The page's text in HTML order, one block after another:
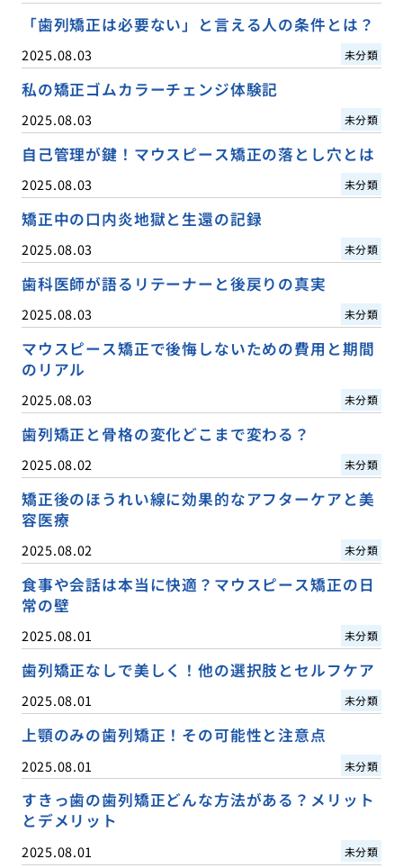
「歯列矯正は必要ない」と言える人の条件とは？
2025.08.03 未分類
私の矯正ゴムカラーチェンジ体験記
2025.08.03 未分類
自己管理が鍵！マウスピース矯正の落とし穴とは
2025.08.03 未分類
矯正中の口内炎地獄と生還の記録
2025.08.03 未分類
歯科医師が語るリテーナーと後戻りの真実
2025.08.03 未分類
マウスピース矯正で後悔しないための費用と期間
のリアル
2025.08.03 未分類
歯列矯正と骨格の変化どこまで変わる？
2025.08.02 未分類
矯正後のほうれい線に効果的なアフターケアと美
容医療
2025.08.02 未分類
食事や会話は本当に快適？マウスピース矯正の日
常の壁
2025.08.01 未分類
歯列矯正なしで美しく！他の選択肢とセルフケア
2025.08.01 未分類
上顎のみの歯列矯正！その可能性と注意点
2025.08.01 未分類
すきっ歯の歯列矯正どんな方法がある？メリット
とデメリット
2025.08.01 未分類